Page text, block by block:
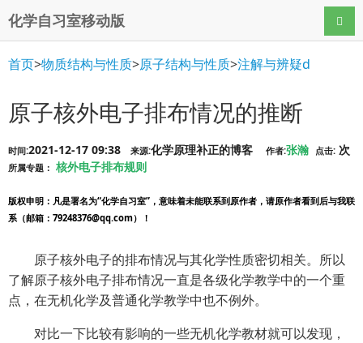
化学自习室移动版 导航
首页>物质结构与性质>原子结构与性质>注解与辨疑d
原子核外电子排布情况的推断
时间:2021-12-17 09:38 来源:化学原理补正的博客 作者:张瀚 点击: 次
所属专题： 核外电子排布规则
版权申明 ：凡是署名为“化学自习室”，意味着未能联系到原作者，请原作者看到后与我联
系（邮箱：79248376@qq.com）！
原子核外电子的排布情况与其化学性质密切相关。所以
了解原子核外电子排布情况一直是各级化学教学中的一个重
点，在无机化学及普通化学教学中也不例外。
对比一下比较有影响的一些无机化学教材就可以发现，